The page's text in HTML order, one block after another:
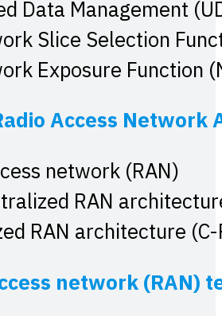
Data Management
Slice Selection
Exposure Function
Access
network (RAN)
RAN
RAN architecture
network (RAN)